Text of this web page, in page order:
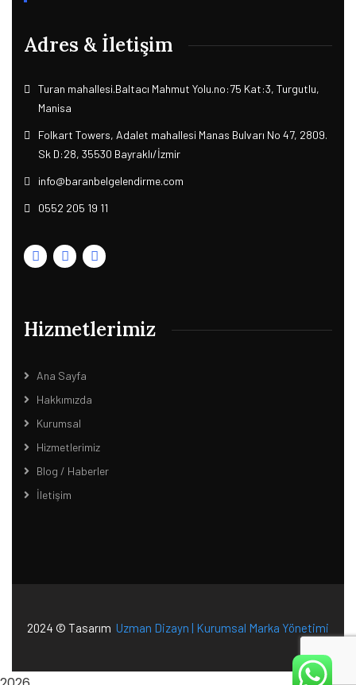
Adres & İletişim
Turan mahallesi.Baltacı Mahmut Yolu.no:75 Kat:3, Turgutlu,
Manisa
Folkart Towers, Adalet mahallesi Manas Bulvarı No 47, 2809.
Sk D:28, 35530 Bayraklı/İzmir
info@baranbelgelendirme.com
0552 205 19 11
Hizmetlerimiz
Ana Sayfa
Hakkımızda
Kurumsal
Hizmetlerimiz
Blog / Haberler
İletişim
2024 © Tasarım Uzman Dizayn | Kurumsal Marka Yönetimi